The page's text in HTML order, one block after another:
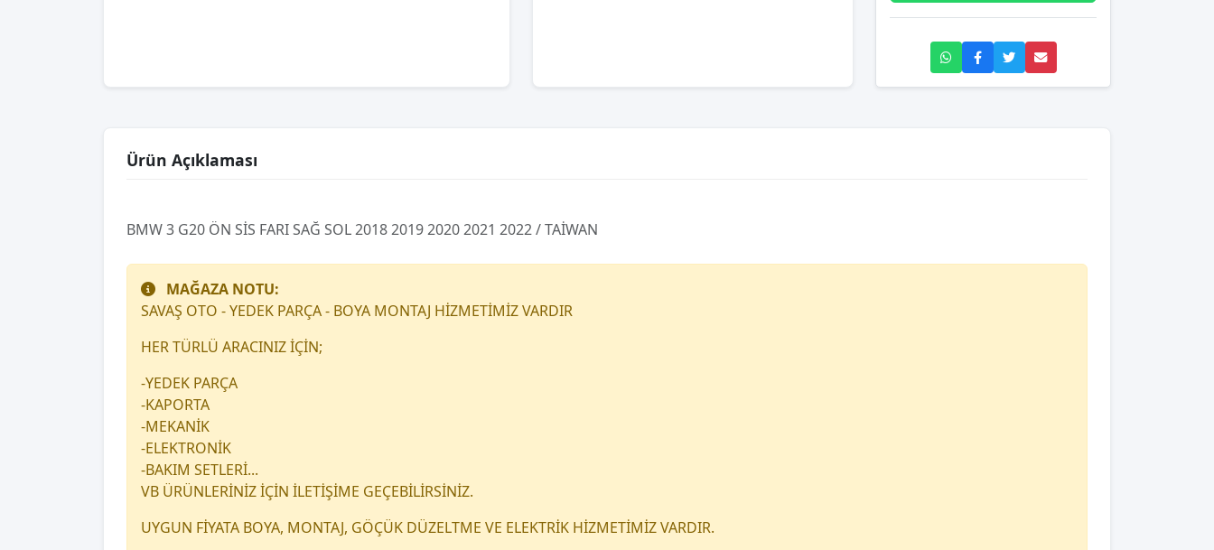
Ürün Açıklaması
BMW 3 G20 ÖN SİS FARI SAĞ SOL 2018 2019 2020 2021 2022 / TAİWAN
MAĞAZA NOTU:
SAVAŞ OTO - YEDEK PARÇA - BOYA MONTAJ HİZMETİMİZ VARDIR
HER TÜRLÜ ARACINIZ İÇİN;
-YEDEK PARÇA
-KAPORTA
-MEKANİK
-ELEKTRONİK
-BAKIM SETLERİ...
VB ÜRÜNLERİNİZ İÇİN İLETİŞİME GEÇEBİLİRSİNİZ.
UYGUN FİYATA BOYA, MONTAJ, GÖÇÜK DÜZELTME VE ELEKTRİK HİZMETİMİZ VARDIR.